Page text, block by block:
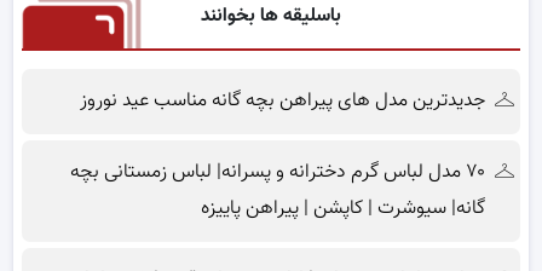
باسلیقه ها بخوانند
جدیدترین مدل های پیراهن بچه گانه مناسب عید نوروز
۷۰ مدل لباس گرم دخترانه و پسرانه| لباس زمستانی بچه
گانه| سیوشرت | کاپشن | پیراهن پاییزه